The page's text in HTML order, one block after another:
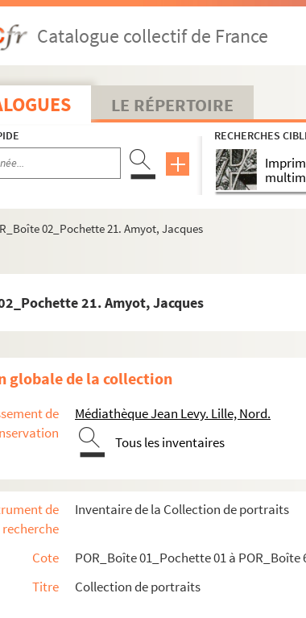
Catalogue collectif de France
LE RÉPERTOIRE
RECHERCHES
02_Pochette 21. Amyot, Jacques
21. Amyot, Jacques
globale de la collection
de
Médiathèque Jean Levy. Lille, Nord.
Tous les inventaires
de
recherche
Inventaire de la Collection de portraits
Cote
POR_Boîte 01_Pochette 01 à POR_Boîte
Titre
Collection de portraits
01_Pochette 81. Alix
01_Pochette 82. Alix de la Présentation, Sœur
01_Pochette 83. Allan-Dorval
01_Pochette 84. Allard
01_Pochette 85. Allegrin, Jean
01_Pochette 86. Allemani, Louis
02_Pochette 04. Alphonse III
02_Pochette 07. Alphonse X
02_Pochette 09. Alterius, Jean-Baptiste
02_Pochette 10. Alterius, Laurent
02_Pochette 12. Althen, Jean
02_Pochette 13. Amboise, Charles d'
02_Pochette 15. Amboise, Georges d'
02_Pochette 16. Ambroise, Saint